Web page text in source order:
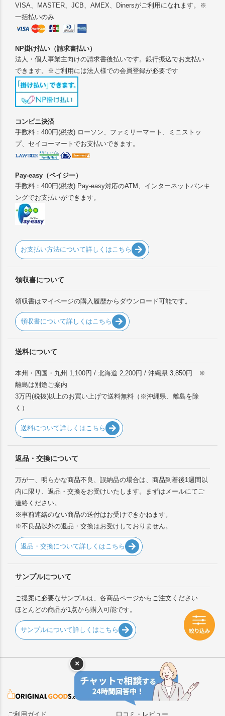
VISA、MASTER、JCB、AMEX、Dinersがご利用になれます。※
一括払いのみ
NP掛け払い（請求書払い）
法人・個人事業主向けの請求書後払いです。銀行振込でお支払い
できます。※ご利用には法人様での会員登録が必要です
コンビニ決済
手数料：400円(税抜) ローソン、ファミリーマート、ミニストッ
プ、セイコーマートでお支払いできます。
Pay-easy（ペイジー）
手数料：400円(税抜) Pay-easy対応のATM、インターネットバンキ
ングでお支払いができます。
お支払い方法について詳しくはこちら
領収書について
領収書はマイページの購入履歴からダウンロード可能です。
領収書について詳しくはこちら
送料について
本州・四国・九州 1,100円 / 北海道 2,200円 / 沖縄県 3,850円 ※
離島は別途ご案内
3万円(税抜)以上のお買い上げで送料無料（※沖縄県、離島を除
く）
送料について詳しくはこちら
返品・交換について
万が一、明らかな商品不良、誤納品の場合は、商品到着後1週間以
内に限り、返品・交換をお受けいたします。まずはメールにてご
連絡ください。
※事前連絡のない商品の送付はお受けできかねます。
※不良品以外の返品・交換はお受けしておりません。
返品・交換について詳しくはこちら
サンプルについて
ご提案に必要なサンプルは、各商品ページからご注文ください
ほとんどの商品が1点から購入可能です。
サンプルについて詳しくはこちら
ご利用ガイド 口コミ・レビュー
×